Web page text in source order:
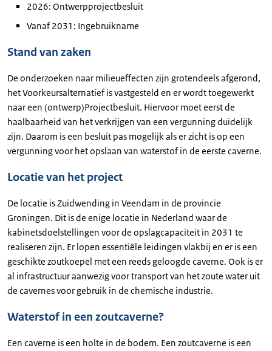
2026: Ontwerpprojectbesluit
Vanaf 2031: Ingebruikname
Stand van zaken
De onderzoeken naar milieueffecten zijn grotendeels afgerond,
het Voorkeursalternatief is vastgesteld en er wordt toegewerkt
naar een (ontwerp)Projectbesluit. Hiervoor moet eerst de
haalbaarheid van het verkrijgen van een vergunning duidelijk
zijn. Daarom is een besluit pas mogelijk als er zicht is op een
vergunning voor het opslaan van waterstof in de eerste caverne.
Locatie van het project
De locatie is Zuidwending in Veendam in de provincie
Groningen. Dit is de enige locatie in Nederland waar de
kabinetsdoelstellingen voor de opslagcapaciteit in 2031 te
realiseren zijn. Er lopen essentiële leidingen vlakbij en er is een
geschikte zoutkoepel met een reeds geloogde caverne. Ook is er
al infrastructuur aanwezig voor transport van het zoute water uit
de cavernes voor gebruik in de chemische industrie.
Waterstof in een zoutcaverne?
Een caverne is een holte in de bodem. Een zoutcaverne is een